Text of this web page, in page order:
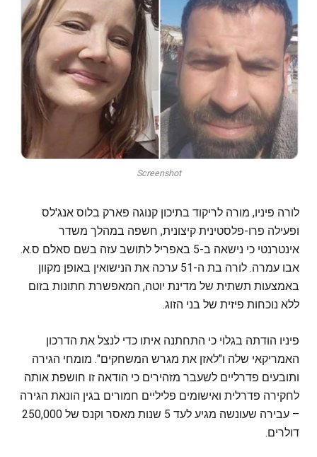
Screenshot
לורה פיניו, מורה לריקוד בתיכון קנוגה פארק בלוס אנג'לס
ופעילה פרו-פלסטינית קיצונית, חשפה במהלך משדר
אינטרנטי כי נישאה ב-5 באפריל לתושב עזה בשם סאלם ס.א.
אבו עמרה. לורה בת ה-51 ערכה את הנישואין באופן מקוון
באמצעות תשתית של מדינת יוטה, המאפשרת חתונות בזום
ללא נוכחות פיזית של בני הזוג.
פיניו הודתה בגלוי כי התחתנה איתו כדי לנצל את הדרכון
האמריקאי שלה ו"לאזן את מגרש המשחקים". מומחי הגירה
ותובעים פדרליים לשעבר מזהירים כי הודאה זו חושפת אותה
לחקירה פדרלית ואישומים פליליים חמורים בגין הונאת הגירה
– עבירה שעונשה מגיע לעד 5 שנות מאסר וקנס של 250,000
דולרים.